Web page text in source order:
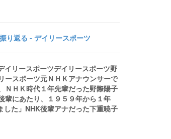
り返る - デイリースポーツ
イリースポーツデイリースポーツ野
ースポーツ元ＮＨＫアナウンサーで
ＮＨＫ時代１年先輩だった野際陽子
輩にあたり、１９５９年から１年
た」NHK後輩アナだった下重暁子